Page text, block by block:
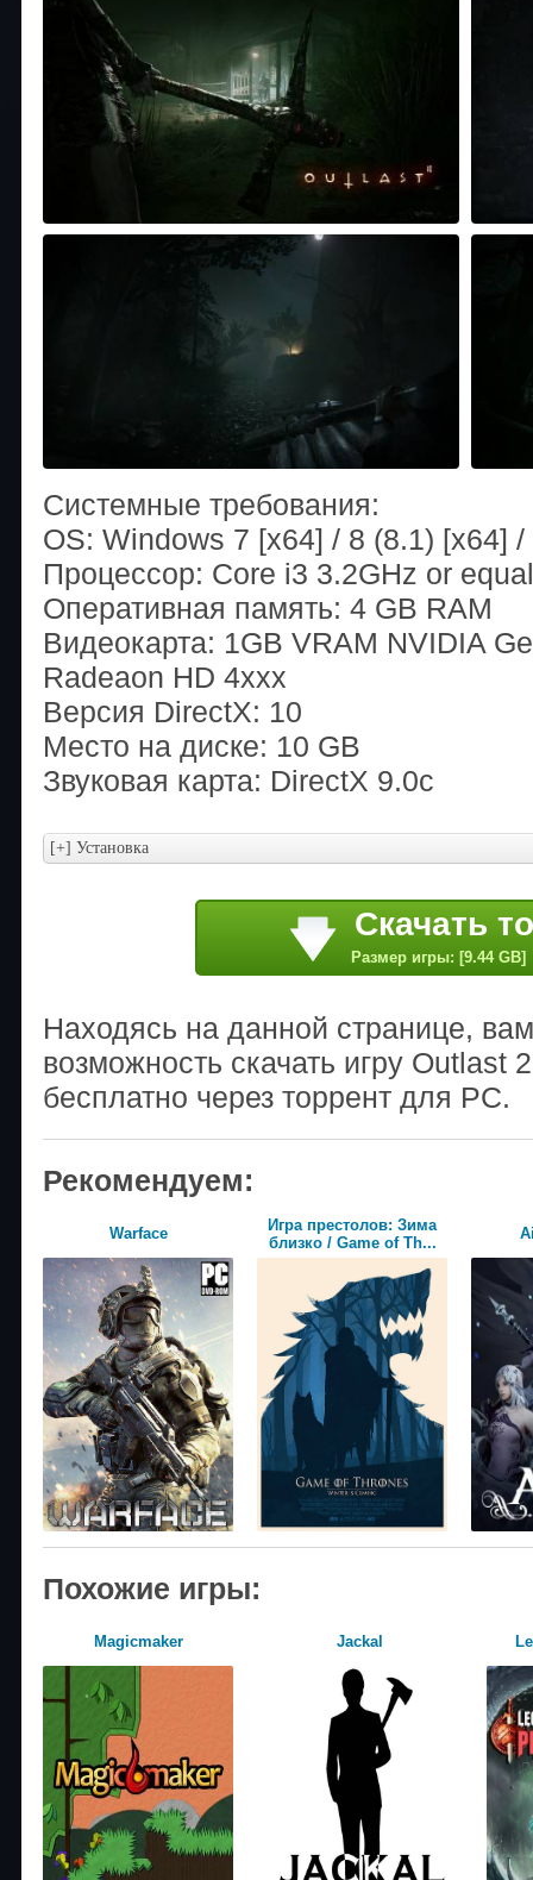
Системные требования:
OS: Windows 7 [x64] / 8 (8.1) [x64]
Процессор: Core i3 3.2GHz or equal
Оперативная память: 4 GB RAM
Видеокарта: 1GB VRAM NVIDIA
Radeaon HD 4xxx
Версия DirectX: 10
Место на диске: 10 GB
Звуковая карта: DirectX 9.0c
Скачать
Размер игры: [9.44 GB]
Находясь на данной странице,
возможность скачать игру Outlast
бесплатно через торрент для PC.
Рекомендуем:
Warface
Игра престолов: Зима
близко / Game of Th...
Похожие игры:
Magicmaker Jackal